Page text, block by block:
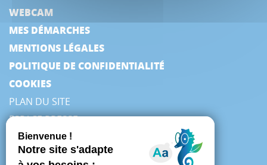
WEBCAM
MES DÉMARCHES
MENTIONS LÉGALES
POLITIQUE DE CONFIDENTIALITÉ
COOKIES
PLAN DU SITE
ESPACE PRESSE